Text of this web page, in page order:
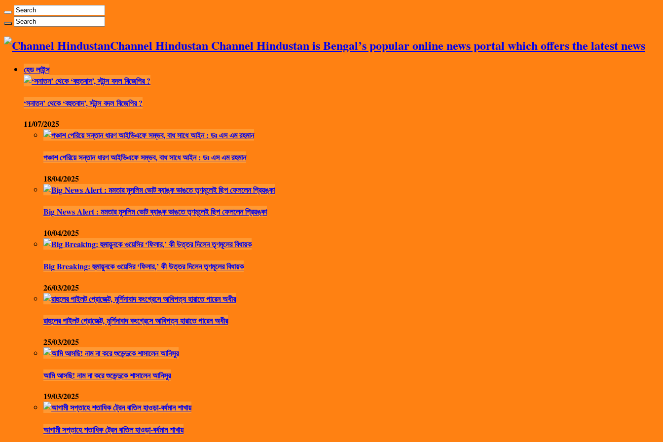
Channel Hindustan Channel Hindustan is Bengal’s popular online news portal which offers the latest news
হেড লাইন্স
‘সনাতন’ থেকে ‘বহুতবাদ’, স্টান্স বদল বিজেপির ?
11/07/2025
পঞ্চাশ পেরিয়ে সন্তান ধারণ আইভিএফে সম্ভব, বাধ সাধে আইন : ডঃ এস এম রহমান
18/04/2025
Big News Alert : মমতার মুসলিম ভোট ব্যাঙ্ক ভাঙতে তৃণমূলেই ছিপ ফেললেন প্রিয়ঙ্কা
10/04/2025
Big Breaking: হুমায়ুনকে ওয়েসির ‘ফিলার,’ কী উত্তর দিলেন তৃণমূলের বিধায়ক
26/03/2025
রাহুলের পাইলট প্রোজেক্ট, মুর্শিদাবাদ কংগ্রেসে আধিপত্য হারাতে পারেন অধীর
25/03/2025
আমি আসছি! নাম না করে শুভেন্দুকে শাসালেন আনিসুর
19/03/2025
আগামী সপ্তাহে শতাধিক ট্রেন বাতিল হাওড়া-বর্ধমান শাখায়